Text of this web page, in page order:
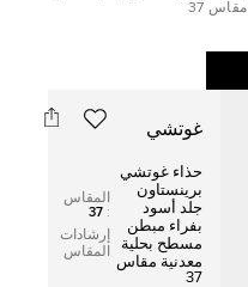
مقاس 37
غوتشي
حذاء غوتشي
برينستاون
جلد أسود
بفراء مبطن
مسطح بحلية
معدنية مقاس
37
المقاس
:
37
إرشادات
المقاس